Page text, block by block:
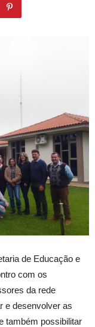
de Educação e
com os
da rede
e desenvolver as
também possibilitar